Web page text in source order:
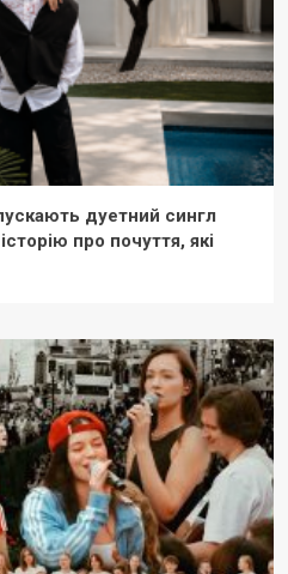
дуетний сингл
про почуття, які